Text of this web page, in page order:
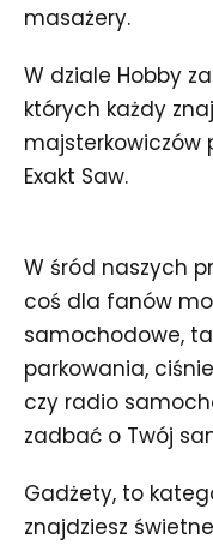
masażery.
W dziale Hobby
których każdy
majsterkowiczów
Exakt Saw.
W śród naszych
coś dla fanów
samochodowe,
parkowania,
czy radio
zadbać o Twój
Gadżety, to
znajdziesz